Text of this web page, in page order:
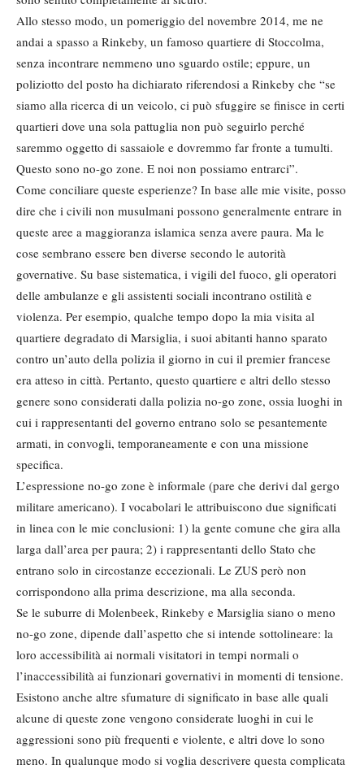
Allo stesso modo, un pomeriggio del novembre 2014, me ne
andai a spasso a Rinkeby, un famoso quartiere di Stoccolma,
senza incontrare nemmeno uno sguardo ostile; eppure, un
poliziotto del posto ha dichiarato riferendosi a Rinkeby che “se
siamo alla ricerca di un veicolo, ci può sfuggire se finisce in certi
quartieri dove una sola pattuglia non può seguirlo perché
saremmo oggetto di sassaiole e dovremmo far fronte a tumulti.
Questo sono no-go zone. E noi non possiamo entrarci”.
Come conciliare queste esperienze? In base alle mie visite, posso
dire che i civili non musulmani possono generalmente entrare in
queste aree a maggioranza islamica senza avere paura. Ma le
cose sembrano essere ben diverse secondo le autorità
governative. Su base sistematica, i vigili del fuoco, gli operatori
delle ambulanze e gli assistenti sociali incontrano ostilità e
violenza. Per esempio, qualche tempo dopo la mia visita al
quartiere degradato di Marsiglia, i suoi abitanti hanno sparato
contro un’auto della polizia il giorno in cui il premier francese
era atteso in città. Pertanto, questo quartiere e altri dello stesso
genere sono considerati dalla polizia no-go zone, ossia luoghi in
cui i rappresentanti del governo entrano solo se pesantemente
armati, in convogli, temporaneamente e con una missione
specifica.
L’espressione no-go zone è informale (pare che derivi dal gergo
militare americano). I vocabolari le attribuiscono due significati
in linea con le mie conclusioni: 1) la gente comune che gira alla
larga dall’area per paura; 2) i rappresentanti dello Stato che
entrano solo in circostanze eccezionali. Le ZUS però non
corrispondono alla prima descrizione, ma alla seconda.
Se le suburre di Molenbeek, Rinkeby e Marsiglia siano o meno
no-go zone, dipende dall’aspetto che si intende sottolineare: la
loro accessibilità ai normali visitatori in tempi normali o
l’inaccessibilità ai funzionari governativi in momenti di tensione.
Esistono anche altre sfumature di significato in base alle quali
alcune di queste zone vengono considerate luoghi in cui le
aggressioni sono più frequenti e violente, e altri dove lo sono
meno. In qualunque modo si voglia descrivere questa complicata